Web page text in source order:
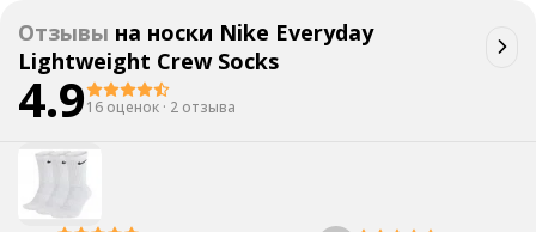
Отзывы на носки Nike Everyday
Lightweight Crew Socks
4.916 оценок · 2 отзыва